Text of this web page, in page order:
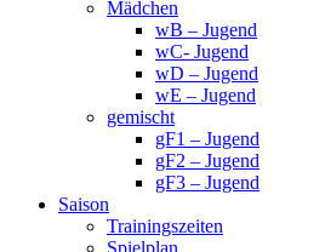
Mädchen
wB – Jugend
wC- Jugend
wD – Jugend
wE – Jugend
gemischt
gF1 – Jugend
gF2 – Jugend
gF3 – Jugend
Saison
Trainingszeiten
Spielplan